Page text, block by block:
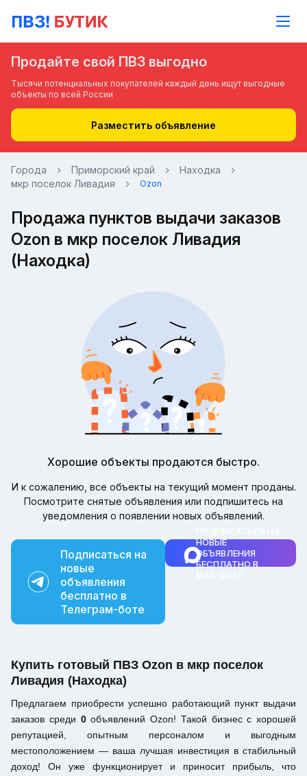
Продайте свой ПВЗ выгодно
Тысячи потенциальных покупателей каждый день ищут выгодные
объекты по всей России
Разместить объявление
Города Приморский край
Находка
мкр поселок Ливадия
Ozon
Продажа пунктов выдачи заказов
Ozon в мкр поселок Ливадия
(Находка)
Хорошие объекты продаются быстро.
И к сожалению, все объекты на текущий момент проданы.
Посмотрите снятые объявления или подпишитесь на
уведомления о появлении новых объявлений.
Подписаться на
новые
объявления
бесплатно в
Телеграм-боте
НОВЫЕ
ОБЪЯВЛЕНИЯ
БЕСПЛАТНО В
Купить готовый ПВЗ Ozon в мкр поселок
Ливадия (Находка)
Предлагаем приобрести успешно работающий пункт выдачи
заказов среди 0объявлений Ozon! Такой бизнес с хорошей
репутацией, опытным персоналом и выгодным
местоположением — ваша лучшая инвестиция в стабильный
доход! Он уже функционирует и приносит прибыль, что